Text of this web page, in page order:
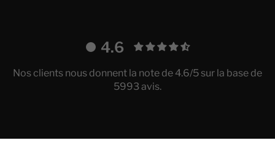
4.6
Nos clients nous donnent la note de 4.6/5 sur la base de
5993 avis.